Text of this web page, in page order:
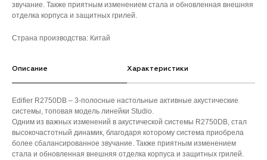
звучание. Также приятным изменением стала и обновленная внешняя
отделка корпуса и защитных грилей.
Страна производства: Китай
Описание Характеристики
Edifier R2750DB – 3-полосные настольные активные акустические
системы, топовая модель линейки Studio.
Одним из важных изменений в акустической системы R2750DB, стал
высокочастотный динамик, благодаря которому система приобрела
более сбалансированное звучание. Также приятным изменением
стала и обновленная внешняя отделка корпуса и защитных грилей.